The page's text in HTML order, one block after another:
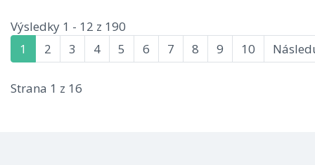
Výsledky 1 - 12 z 190
1
2 3 4 5 6 7 8 9 10
Strana 1 z 16